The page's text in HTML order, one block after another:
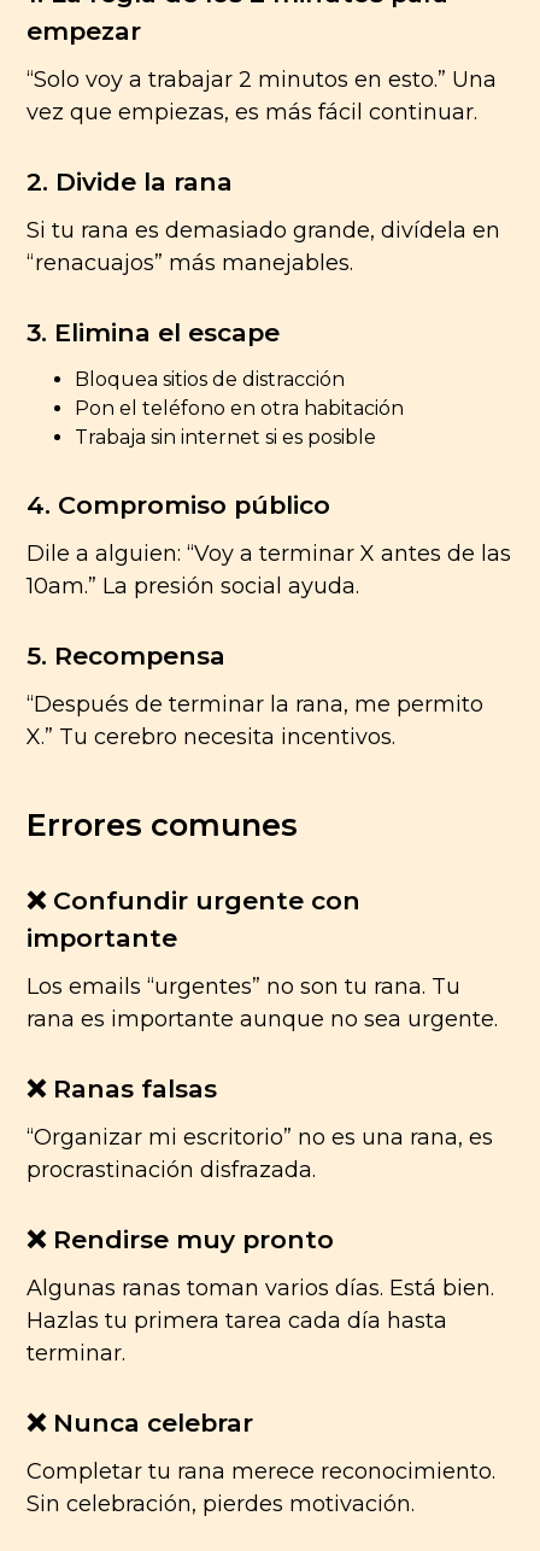
empezar
“Solo voy a trabajar 2 minutos en esto.” Una
vez que empiezas, es más fácil continuar.
2. Divide la rana
Si tu rana es demasiado grande, divídela en
“renacuajos” más manejables.
3. Elimina el escape
Bloquea sitios de distracción
Pon el teléfono en otra habitación
Trabaja sin internet si es posible
4. Compromiso público
Dile a alguien: “Voy a terminar X antes de las
10am.” La presión social ayuda.
5. Recompensa
“Después de terminar la rana, me permito
X.” Tu cerebro necesita incentivos.
Errores comunes
❌ Confundir urgente con
importante
Los emails “urgentes” no son tu rana. Tu
rana es importante aunque no sea urgente.
❌ Ranas falsas
“Organizar mi escritorio” no es una rana, es
procrastinación disfrazada.
❌ Rendirse muy pronto
Algunas ranas toman varios días. Está bien.
Hazlas tu primera tarea cada día hasta
terminar.
❌ Nunca celebrar
Completar tu rana merece reconocimiento.
Sin celebración, pierdes motivación.